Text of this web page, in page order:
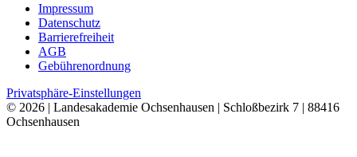
Impressum
Datenschutz
Barrierefreiheit
AGB
Gebührenordnung
Privatsphäre-Einstellungen
© 2026 | Landesakademie Ochsenhausen | Schloßbezirk 7 | 88416
Ochsenhausen